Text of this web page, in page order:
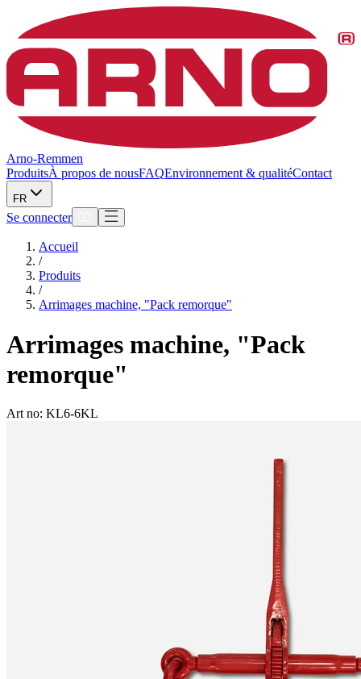
Arno-Remmen
ProduitsÀ propos de nousFAQEnvironnement & qualitéContact
FR
Se connecter
Accueil
/
Produits
/
Arrimages machine, "Pack remorque"
Arrimages machine, "Pack
remorque"
Art no: KL6-6KL